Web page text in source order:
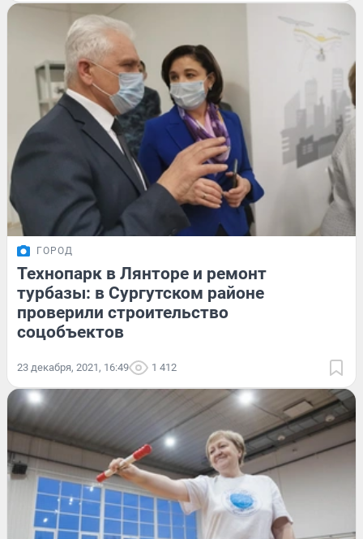
ГОРОД
Технопарк в Лянторе и ремонт
турбазы: в Сургутском районе
проверили строительство
соцобъектов
23 декабря, 2021, 16:49 1 412